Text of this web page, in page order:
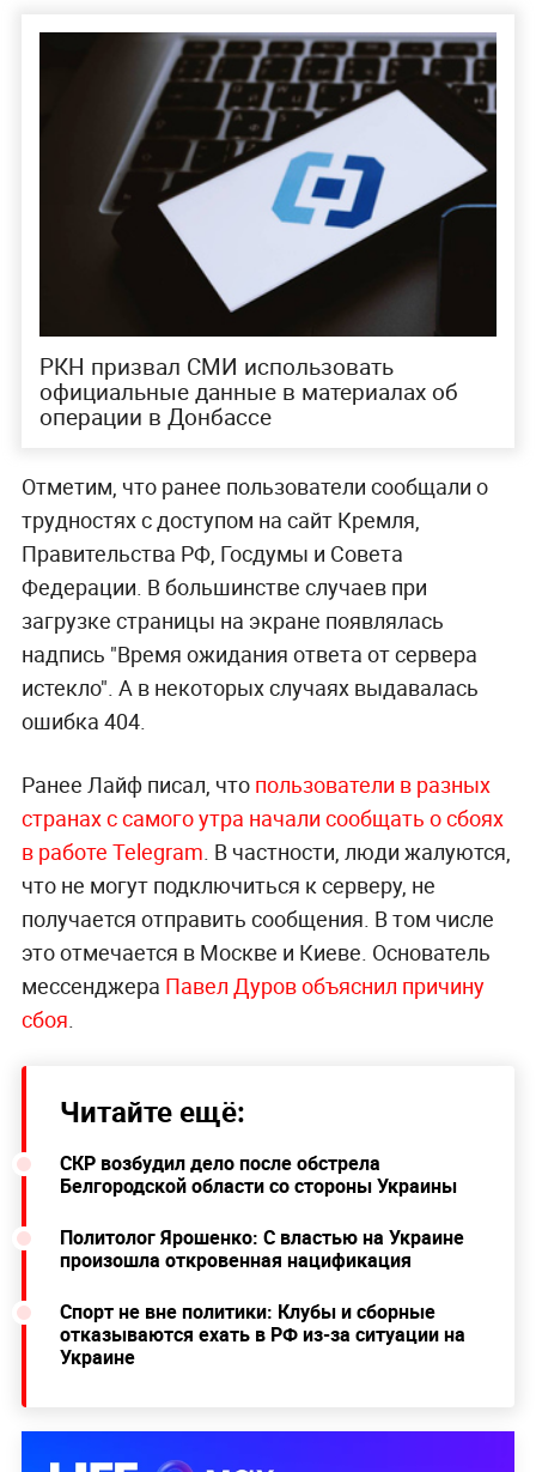
РКН призвал СМИ использовать
официальные данные в материалах об
операции в Донбассе
Отметим, что ранее пользователи сообщали о
трудностях с доступом на сайт Кремля,
Правительства РФ, Госдумы и Совета
Федерации. В большинстве случаев при
загрузке страницы на экране появлялась
надпись "Время ожидания ответа от сервера
истекло". А в некоторых случаях выдавалась
ошибка 404.
Ранее Лайф писал, что пользователи в разных
странах с самого утра начали сообщать о сбоях
в работе Telegram. В частности, люди жалуются,
что не могут подключиться к серверу, не
получается отправить сообщения. В том числе
это отмечается в Москве и Киеве. Основатель
мессенджера Павел Дуров объяснил причину
сбоя.
Читайте ещё:
СКР возбудил дело после обстрела
Белгородской области со стороны Украины
Политолог Ярошенко: С властью на Украине
произошла откровенная нацификация
Спорт не вне политики: Клубы и сборные
отказываются ехать в РФ из-за ситуации на
Украине